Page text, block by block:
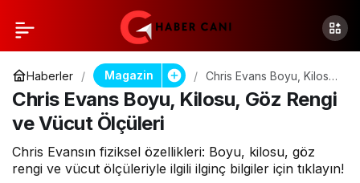
Haberler Magazin
Chris Evans Boyu, Kilosu,
Göz Rengi ve Vücut
Ölçüleri
Chris Evans Boyu, Kilosu, Göz Rengi
ve Vücut Ölçüleri
Chris Evansın fiziksel özellikleri: Boyu, kilosu, göz
rengi ve vücut ölçüleriyle ilgili ilginç bilgiler için tıklayın!